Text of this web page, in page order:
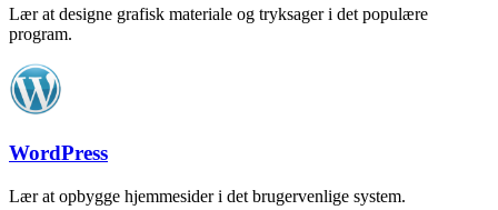
Lær at designe grafisk materiale og tryksager i det populære
program.
WordPress
Lær at opbygge hjemmesider i det brugervenlige system.